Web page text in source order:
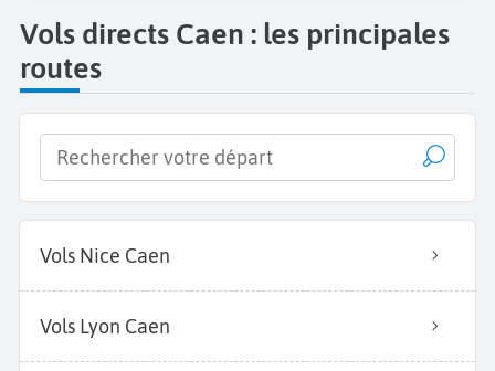
Vols directs Caen : les principales
routes
Vols Nice Caen
Vols Lyon Caen